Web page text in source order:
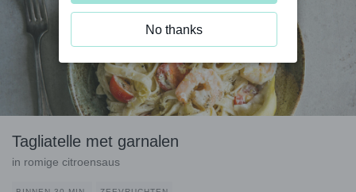
Tagliatelle met garnalen
in romige citroensaus
No thanks